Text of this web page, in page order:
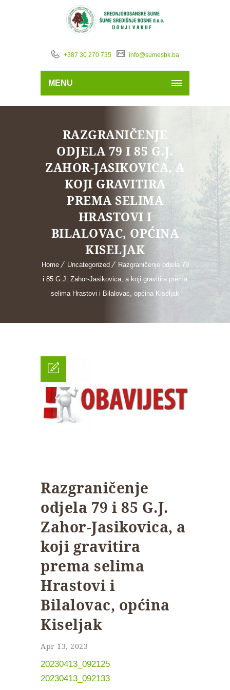
+387 30 270 735 info@sumesbk.ba
MENU
RAZGRANIČENJE
ODJELA 79 I 85 G.J.
ZAHOR-JASIKOVICA, A
KOJI GRAVITIRA
PREMA SELIMA
HRASTOVI I
BILALOVAC, OPĆINA
KISELJAK
Home Uncategorized
Razgraničenje odjela 79
i 85 G.J. Zahor-Jasikovica, a koji gravitira prema
selima Hrastovi i Bilalovac, općina Kiseljak
Razgraničenje
odjela 79 i 85 G.J.
Zahor-Jasikovica, a
koji gravitira
prema selima
Hrastovi i
Bilalovac, općina
Kiseljak
Apr 13, 2023
20230413_092125
20230413_092133